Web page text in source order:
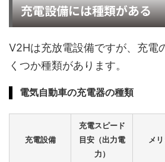
充電設備には種類がある
V2Hは充放電設備ですが、充電
くつか種類があります。
電気自動車の充電器の種類
充電設備
充電スピード
目安（出力電
力）
メ